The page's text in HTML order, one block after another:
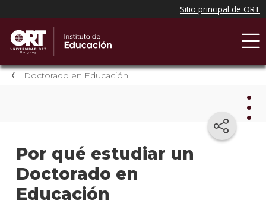
Doctorado en Educación
Por qué estudiar un
Doctorado en
Educación